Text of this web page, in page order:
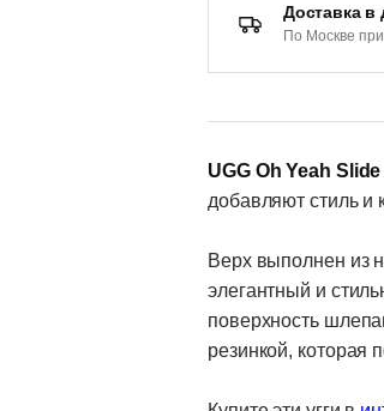
Доставка в
По Москве
UGG Oh Yeah Slide
добавляют стиль
Верх выполнен из
элегантный и
поверхность
резинкой, которая